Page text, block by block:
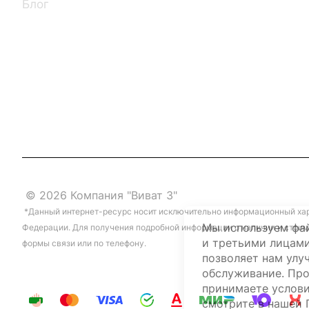
Блог
© 2026 Компания "Виват 3"
*Данный интернет-ресурс носит исключительно информационный
Федерации. Для получения подробной информации о наличии и
формы связи или по телефону.
Мы используем
и третьими
позволяет нам
обслуживание.
принимаете
смотрите в нашей